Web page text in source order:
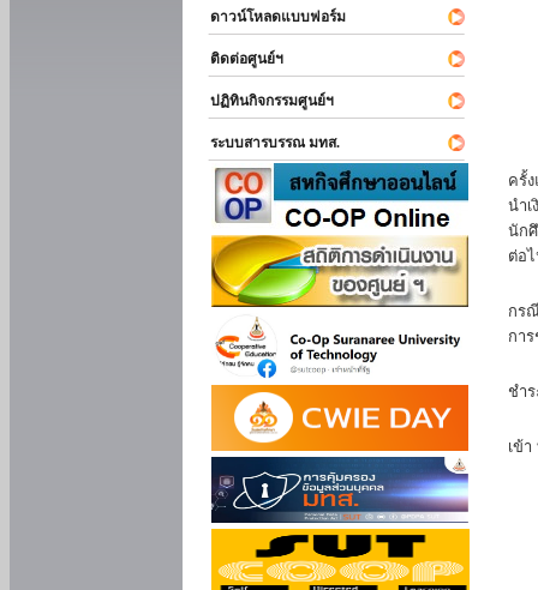
ดาวน์โหลดแบบฟอร์ม
ติดต่อศูนย์ฯ
ปฏิทินกิจกรรมศูนย์ฯ
ระบบสารบรรณ มทส.
ครั้
นำ
นัก
ต่อ
กร
กา
ชำ
เข้